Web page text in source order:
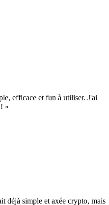
efficace et fun à utiliser. J'ai
»
déjà simple et axée crypto, mais